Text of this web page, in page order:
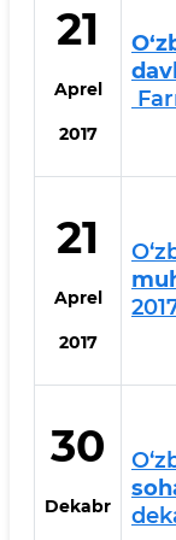
21
Aprel
2017
21
Aprel
2017
30
Dekabr